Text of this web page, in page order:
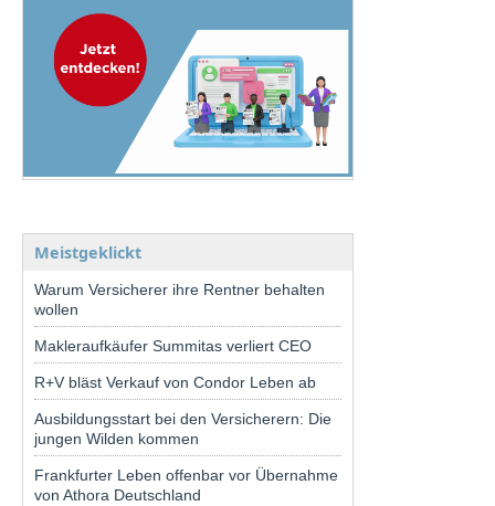
Meistgeklickt
Warum Versicherer ihre Rentner behalten
wollen
Makleraufkäufer Summitas verliert CEO
R+V bläst Verkauf von Condor Leben ab
Ausbildungsstart bei den Versicherern: Die
jungen Wilden kommen
Frankfurter Leben offenbar vor Übernahme
von Athora Deutschland